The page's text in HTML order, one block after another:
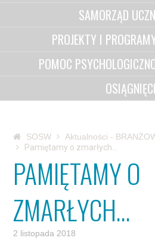
SAMORZĄD
PROJEKTY I
POMOC
SOSW
Aktualności -
Pamiętamy o zmarłych…
PAMIĘTAMY O
ZMARŁYCH…
2 listopada 2018